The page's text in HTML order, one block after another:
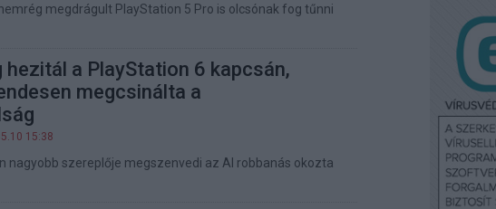
megdrágult PlayStation 5 Pro is olcsónak fog tűnni
hezitál a PlayStation 6 kapcsán,
megcsinálta a
15:38
nagyobb szereplője megszenvedi az AI robbanás okozta